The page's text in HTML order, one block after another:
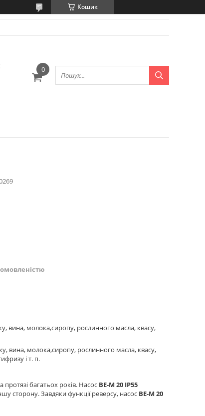
Кошик
вина, молока,сиропу, рослинного масла, квасу,
вина, молока,сиропу, рослинного масла, квасу,
і т. п.
багатьох років. Насос BE-M 20 IP55
сторону. Завдяки функції реверсу, насос BE-M 20